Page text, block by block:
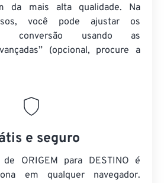
da mais alta qualidade. Na
você pode ajustar os
conversão usando as
(opcional, procure a
e seguro
ORIGEM para DESTINO é
em qualquer navegador.